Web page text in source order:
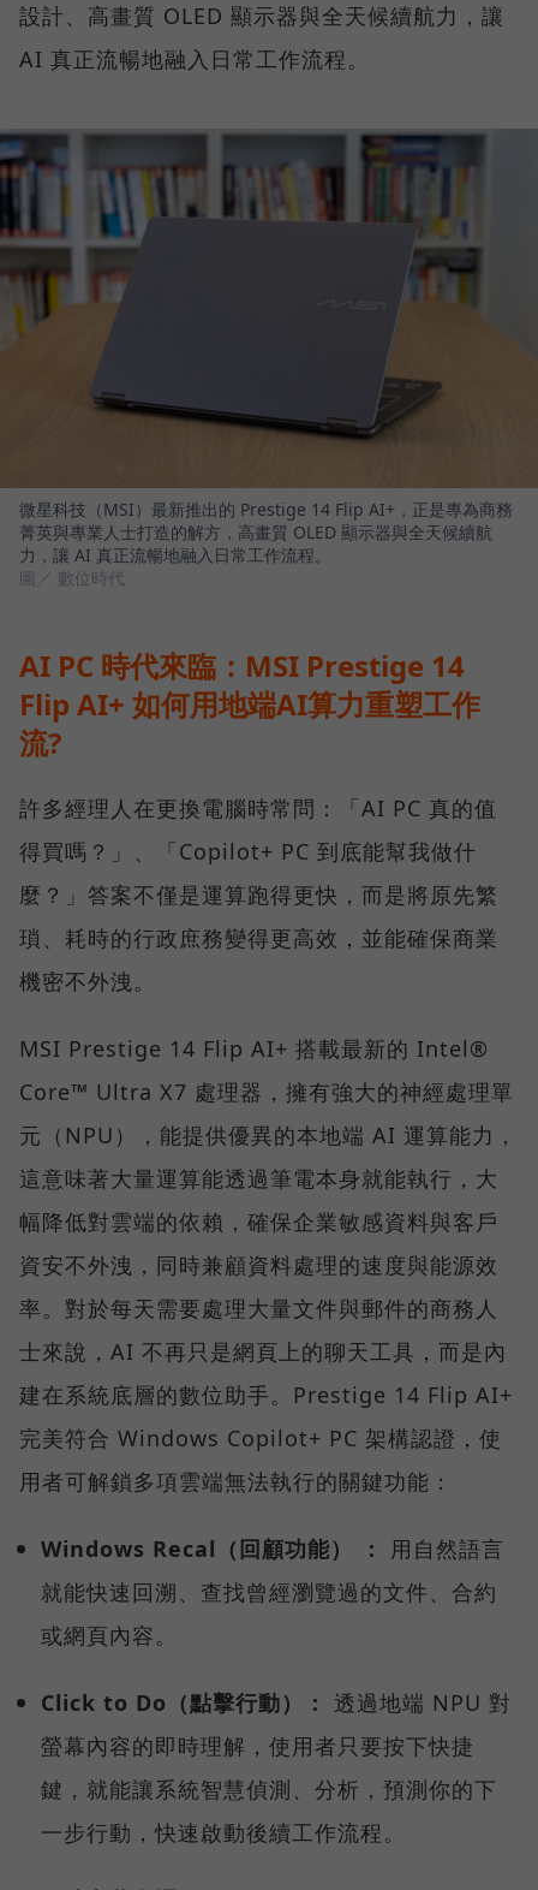
設計、高畫質 OLED 顯示器與全天候續航力，讓
AI 真正流暢地融入日常工作流程。
微星科技（MSI）最新推出的 Prestige 14 Flip AI+，正是專為商務
菁英與專業人士打造的解方，高畫質 OLED 顯示器與全天候續航
力，讓 AI 真正流暢地融入日常工作流程。
圖／ 數位時代
AI PC 時代來臨：MSI Prestige 14
Flip AI+ 如何用地端AI算力重塑工作
流?
許多經理人在更換電腦時常問：「AI PC 真的值
得買嗎？」、「Copilot+ PC 到底能幫我做什
麼？」答案不僅是運算跑得更快，而是將原先繁
瑣、耗時的行政庶務變得更高效，並能確保商業
機密不外洩。
MSI Prestige 14 Flip AI+ 搭載最新的 Intel®
Core™ Ultra X7 處理器，擁有強大的神經處理單
元（NPU），能提供優異的本地端 AI 運算能力，
這意味著大量運算能透過筆電本身就能執行，大
幅降低對雲端的依賴，確保企業敏感資料與客戶
資安不外洩，同時兼顧資料處理的速度與能源效
率。對於每天需要處理大量文件與郵件的商務人
士來說，AI 不再只是網頁上的聊天工具，而是內
建在系統底層的數位助手。Prestige 14 Flip AI+
完美符合 Windows Copilot+ PC 架構認證，使
用者可解鎖多項雲端無法執行的關鍵功能：
Windows Recal（回顧功能） ：
用自然語言
就能快速回溯、查找曾經瀏覽過的文件、合約
或網頁內容。
Click to Do（點擊行動）： 透過地端 NPU 對
螢幕內容的即時理解，使用者只要按下快捷
鍵，就能讓系統智慧偵測、分析，預測你的下
一步行動，快速啟動後續工作流程。